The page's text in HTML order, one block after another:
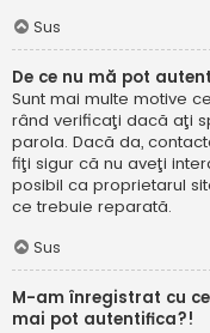
Sus
De ce nu mă pot
Sunt mai multe motive
rând verificaţi dacă aţi
parola. Dacă da,
fiţi sigur că nu aveţi
posibil ca proprietarul
ce trebuie reparată.
Sus
M-am înregistrat cu
mai pot autentifica?!